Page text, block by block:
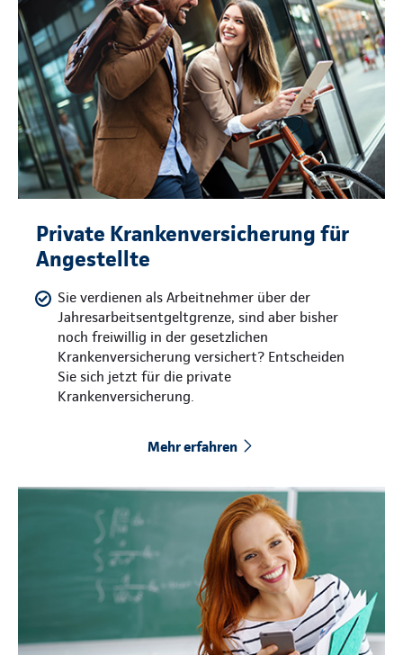
Private Krankenversicherung für
Angestellte
Sie verdienen als Arbeitnehmer über der
Jahresarbeitsentgeltgrenze, sind aber bisher
noch freiwillig in der gesetzlichen
Krankenversicherung versichert? Entscheiden
Sie sich jetzt für die private
Krankenversicherung.
Mehr erfahren